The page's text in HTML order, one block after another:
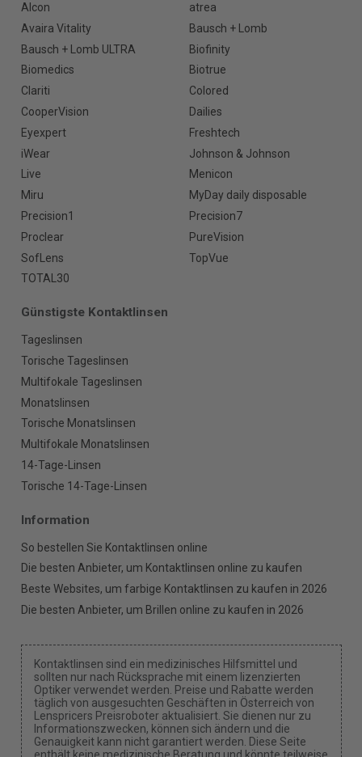
Alcon
atrea
Avaira Vitality
Bausch + Lomb
Bausch + Lomb ULTRA
Biofinity
Biomedics
Biotrue
Clariti
Colored
CooperVision
Dailies
Eyexpert
Freshtech
iWear
Johnson & Johnson
Live
Menicon
Miru
MyDay daily disposable
Precision1
Precision7
Proclear
PureVision
SofLens
TopVue
TOTAL30
Günstigste Kontaktlinsen
Tageslinsen
Torische Tageslinsen
Multifokale Tageslinsen
Monatslinsen
Torische Monatslinsen
Multifokale Monatslinsen
14-Tage-Linsen
Torische 14-Tage-Linsen
Information
So bestellen Sie Kontaktlinsen online
Die besten Anbieter, um Kontaktlinsen online zu kaufen
Beste Websites, um farbige Kontaktlinsen zu kaufen in 2026
Die besten Anbieter, um Brillen online zu kaufen in 2026
Kontaktlinsen sind ein medizinisches Hilfsmittel und
sollten nur nach Rücksprache mit einem lizenzierten
Optiker verwendet werden. Preise und Rabatte werden
täglich von ausgesuchten Geschäften in Österreich von
Lenspricers Preisroboter aktualisiert. Sie dienen nur zu
Informationszwecken, können sich ändern und die
Genauigkeit kann nicht garantiert werden. Diese Seite
enthält keine medizinische Beratung und könnte teilweise